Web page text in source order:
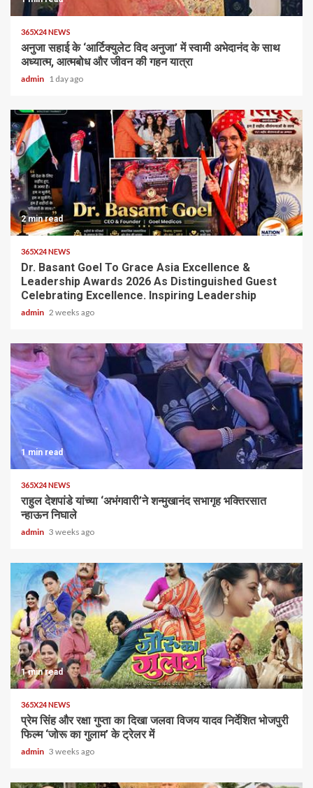
365X24 NEWS
अनुजा सहाई के ‘आर्टिक्युलेट विद अनुजा’ में स्वामी अभेदानंद के साथ
अध्यात्म, आत्मबोध और जीवन की गहन यात्रा
admin 1 day ago
2 min read
365X24 NEWS
Dr. Basant Goel To Grace Asia Excellence &
Leadership Awards 2026 As Distinguished Guest
Celebrating Excellence. Inspiring Leadership
admin 2 weeks ago
1 min read
365X24 NEWS
राहुल देशपांडे यांच्या ‘अभंगवारी’ने शन्मुखानंद सभागृह भक्तिरसात
न्हाऊन निघाले
admin 3 weeks ago
1 min read
365X24 NEWS
प्रेम सिंह और रक्षा गुप्ता का दिखा जलवा विजय यादव निर्देशित भोजपुरी
फिल्म ‘जोरू का गुलाम’ के ट्रेलर में
admin 3 weeks ago